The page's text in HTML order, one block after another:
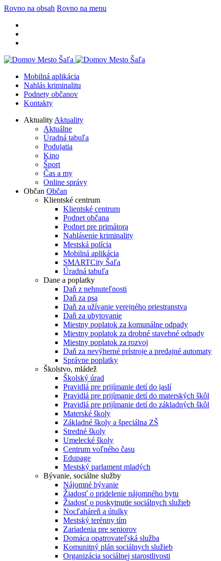
Rovno na obsah Rovno na menu
Mobilná aplikácia
Nahlás kriminalitu
Podnety občanov
Kontakty
Aktuality Aktuality
Aktuálne
Úradná tabuľa
Podujatia
Kino
Šport
Čas a my
Online správy
Občan Občan
Klientské centrum
Klientské centrum
Podnet občana
Podnet pre primátora
Nahlásenie kriminality
Mestská polícia
Mobilná aplikácia
SMARTCity Šaľa
Úradná tabuľa
Dane a poplatky
Daň z nehnuteľnosti
Daň za psa
Daň za užívanie verejného priestranstva
Daň za ubytovanie
Miestny poplatok za komunálne odpady
Miestny poplatok za drobné stavebné odpady
Miestny poplatok za rozvoj
Daň za nevýherné prístroje a predajné automaty
Správne poplatky
Školstvo, mládež
Školský úrad
Pravidlá pre prijímanie detí do jaslí
Pravidlá pre prijímanie detí do materských škôl
Pravidlá pre prijímanie detí do základných škôl
Materské školy
Základné školy a špeciálna ZŠ
Stredné školy
Umelecké školy
Centrum voľného času
Edupage
Mestský parlament mladých
Bývanie, sociálne služby
Nájomné bývanie
Žiadosť o pridelenie nájomného bytu
Žiadosť o poskytnutie sociálnych služieb
Nocľaháreň a útulky
Mestský terénny tím
Zariadenia pre seniorov
Domáca opatrovateľská služba
Komunitný plán sociálnych služieb
Organizácia sociálnej starostlivosti